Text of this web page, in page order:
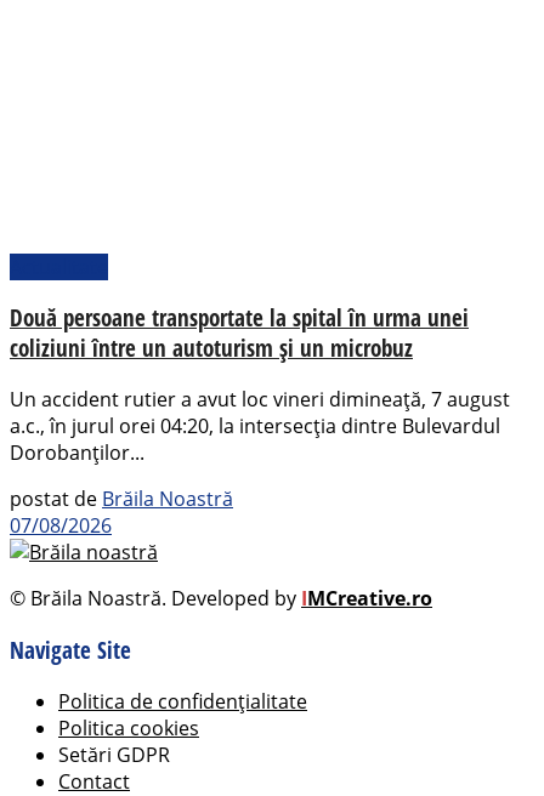
Două persoane transportate la spital în urma unei
coliziuni între un autoturism și un microbuz
Un accident rutier a avut loc vineri dimineață, 7 august
a.c., în jurul orei 04:20, la intersecția dintre Bulevardul
Dorobanților...
postat de Brăila Noastră
07/08/2026
© Brăila Noastră. Developed by IMCreative.ro
Navigate Site
Politica de confidențialitate
Politica cookies
Setări GDPR
Contact